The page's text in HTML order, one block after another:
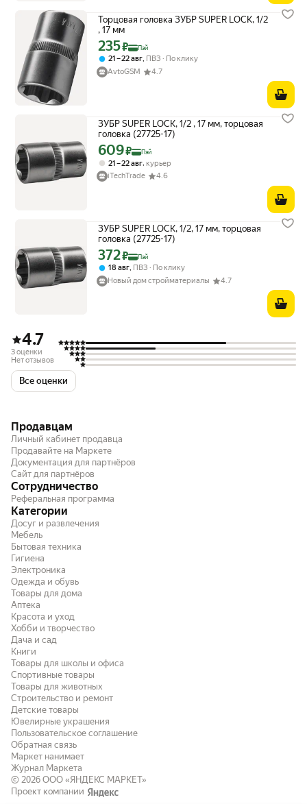
Торцовая головка ЗУБР SUPER LOCK, 1/2
, 17 мм
Цена с картой Яндекс Пэй 235 ₽ вместо
235₽ Пэй
21 – 22 авг ПВЗ
По клику
AvtoGSM
4.7
ЗУБР SUPER LOCK, 1/2 , 17 мм, торцовая
головка (27725-17)
Цена с картой Яндекс Пэй 609 ₽ вместо
609₽ Пэй
21 – 22 авг, курьер
iTechTrade
4.6
ЗУБР SUPER LOCK, 1/2, 17 мм, торцовая
головка (27725-17)
Цена с картой Яндекс Пэй 372 ₽ вместо
372₽ Пэй
18 авг, ПВЗ
По клику
Новый дом стройматериалы
4.7
4.7
3 оценки
Нет отзывов
Все оценки
Продавцам
Личный кабинет продавца
Продавайте на Маркете
Документация для партнёров
Сайт для партнёров
Сотрудничество
Реферальная программа
Категории
Досуг и развлечения
Мебель
Бытовая техника
Гигиена
Электроника
Одежда и обувь
Товары для дома
Аптека
Красота и уход
Хобби и творчество
Дача и сад
Книги
Товары для школы и офиса
Спортивные товары
Товары для животных
Строительство и ремонт
Детские товары
Ювелирные украшения
Пользовательское соглашение
Обратная связь
Маркет нанимает
Журнал Маркета
© 2026 ООО «ЯНДЕКС МАРКЕТ»
Проект компании